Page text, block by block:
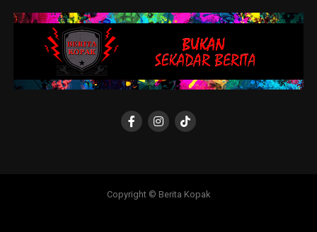
Copyright © Berita Kopak